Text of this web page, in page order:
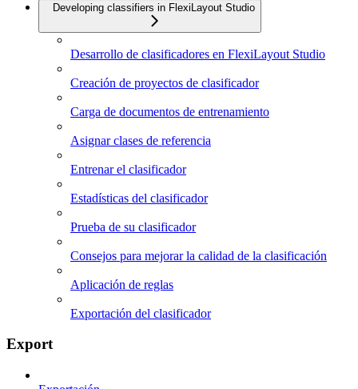
Developing classifiers in FlexiLayout Studio
Desarrollo de clasificadores en FlexiLayout Studio
Creación de proyectos de clasificador
Carga de documentos de entrenamiento
Asignar clases de referencia
Entrenar el clasificador
Estadísticas del clasificador
Prueba de su clasificador
Consejos para mejorar la calidad de la clasificación
Aplicación de reglas
Exportación del clasificador
Export